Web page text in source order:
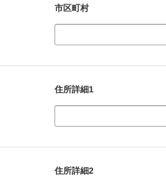
市区町村
住所詳細1
住所詳細2